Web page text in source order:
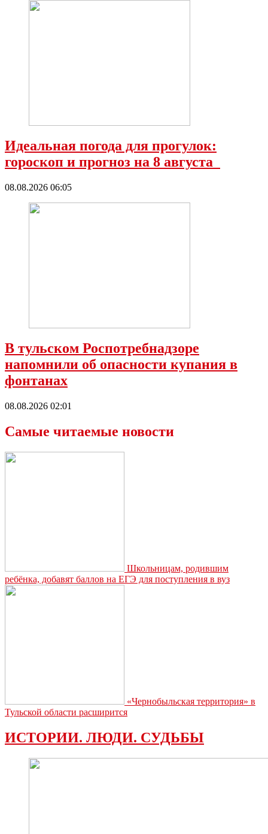
Идеальная погода для прогулок:
гороскоп и прогноз на 8 августа
08.08.2026 06:05
В тульском Роспотребнадзоре
напомнили об опасности купания в
фонтанах
08.08.2026 02:01
Самые читаемые новости
Школьницам, родившим
ребёнка, добавят баллов на ЕГЭ для поступления в вуз
«Чернобыльская территория» в
Тульской области расширится
ИСТОРИИ. ЛЮДИ. СУДЬБЫ